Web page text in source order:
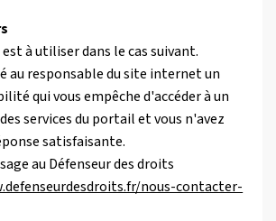
à utiliser dans le cas suivant.
au responsable du site internet un
qui vous empêche d'accéder à un
services du portail et vous n'avez
satisfaisante.
au Défenseur des droits
nous-contacter-